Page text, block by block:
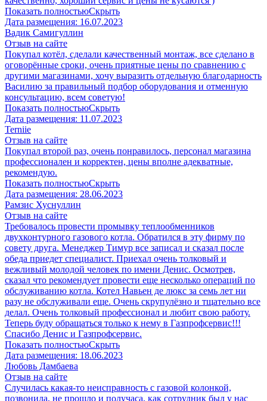
Показать полностьюСкрыть
Дата размещения: 16.07.2023
Вадик Самигуллин
Отзыв на сайте
Покупал котёл, сделали качественный монтаж, все сделано в
оговорённые сроки, очень приятные цены по сравнению с
другими магазинами, хочу выразить отдельную благодарность
Василию за правильный подбор оборудования и отменную
консультацию, всем советую!
Показать полностьюСкрыть
Дата размещения: 11.07.2023
​Terniie​
Отзыв на сайте
Покупал второй раз, очень понравилось, персонал магазина
профессионален и корректен, цены вполне адекватные,
рекомендую.
Показать полностьюСкрыть
Дата размещения: 28.06.2023
Рамзис Хуснуллин
Отзыв на сайте
Требовалось провести промывку теплообменников
двухконтурного газового котла. Обратился в эту фирму по
совету друга. Менеджер Тимур все записал и сказал после
обеда приедет специалист. Приехал очень толковый и
вежливый молодой человек по имени Денис. Осмотрев,
сказал что рекомендует провести еще несколько операций по
обслуживанию котла. Котел Навьен де люкс за семь лет ни
разу не обслуживали еще. Очень скрупулёзно и тщательно все
делал. Очень толковый профессионал и любит свою работу.
Теперь буду обращаться только к нему в Газпрофсервис!!!
Спасибо Денис и Газпрофсервис.
Показать полностьюСкрыть
Дата размещения: 18.06.2023
Любовь Дамбаева
Отзыв на сайте
Случилась какая-то неисправность с газовой колонкой,
позвонила, не прошло и получаса, как сотрудник был у нас